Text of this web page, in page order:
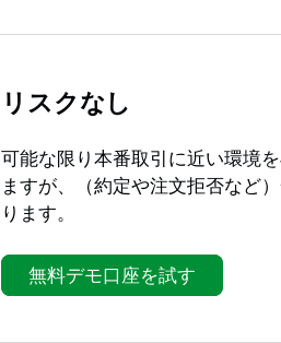
リスクなし
可能な限り本番取引に近い環境
ますが、（約定や注文拒否など
ります。
無料デモ口座を試す